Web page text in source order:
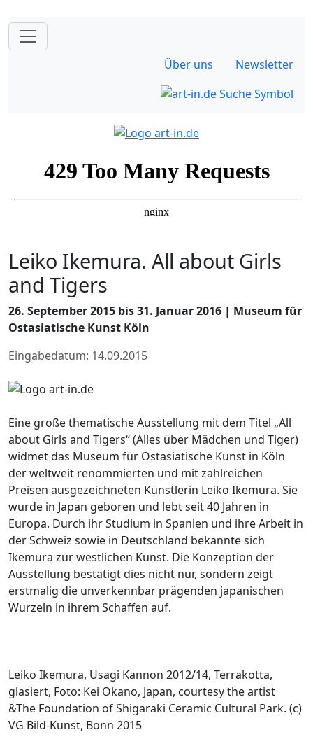
Über uns Newsletter
Leiko Ikemura. All about Girls
and Tigers
26. September 2015 bis 31. Januar 2016 | Museum für
Ostasiatische Kunst Köln
Eingabedatum: 14.09.2015
Eine große thematische Ausstellung mit dem Titel „All
about Girls and Tigers“ (Alles über Mädchen und Tiger)
widmet das Museum für Ostasiatische Kunst in Köln
der weltweit renommierten und mit zahlreichen
Preisen ausgezeichneten Künstlerin Leiko Ikemura. Sie
wurde in Japan geboren und lebt seit 40 Jahren in
Europa. Durch ihr Studium in Spanien und ihre Arbeit in
der Schweiz sowie in Deutschland bekannte sich
Ikemura zur westlichen Kunst. Die Konzeption der
Ausstellung bestätigt dies nicht nur, sondern zeigt
erstmalig die unverkennbar prägenden japanischen
Wurzeln in ihrem Schaffen auf.
Leiko Ikemura, Usagi Kannon 2012/14, Terrakotta,
glasiert, Foto: Kei Okano, Japan, courtesy the artist
&The Foundation of Shigaraki Ceramic Cultural Park. (c)
VG Bild-Kunst, Bonn 2015